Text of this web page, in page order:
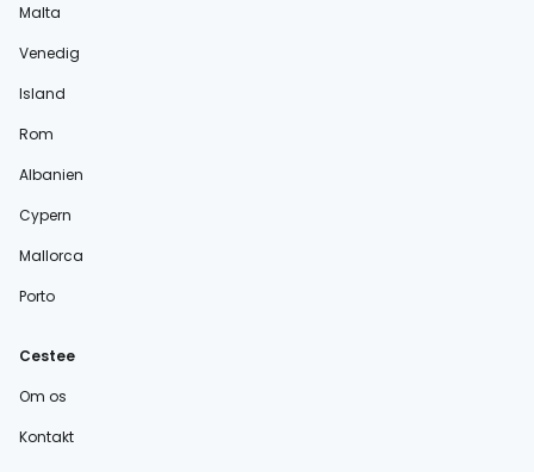
Malta
Venedig
Island
Rom
Albanien
Cypern
Mallorca
Porto
Cestee
Om os
Kontakt